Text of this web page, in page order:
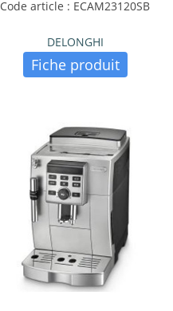
Code article : ECAM23120SB
DELONGHI
Fiche produit